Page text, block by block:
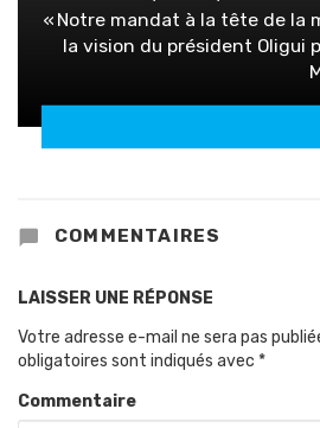
« Notre mandat à la tête de la
la vision du président Oligui
COMMENTAIRES
LAISSER UNE RÉPONSE
Votre adresse e-mail ne sera pas
obligatoires sont indiqués avec *
Commentaire